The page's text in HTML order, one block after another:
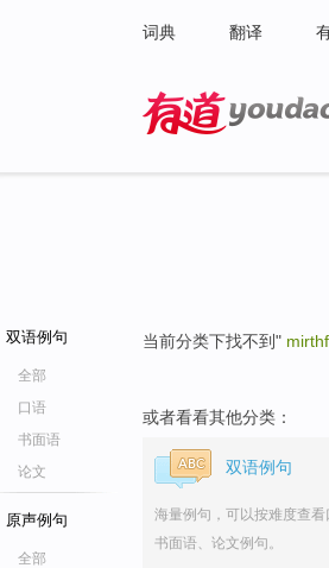
词典 翻译
双语例句
全部
口语
书面语
论文
原声例句
全部
当前分类下找不到"
或者看看其他分类：
双语例句
海量例句，可以按难度查看
书面语、论文例句。